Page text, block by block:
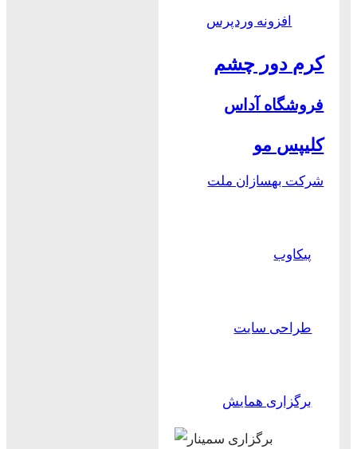
افزونه وردپرس
کرم دور چشم
فروشگاه آداس
کلیپس مو
شرکت بهسازان ملت
پیکاوب
طراحی سایت
برگزاری همایش